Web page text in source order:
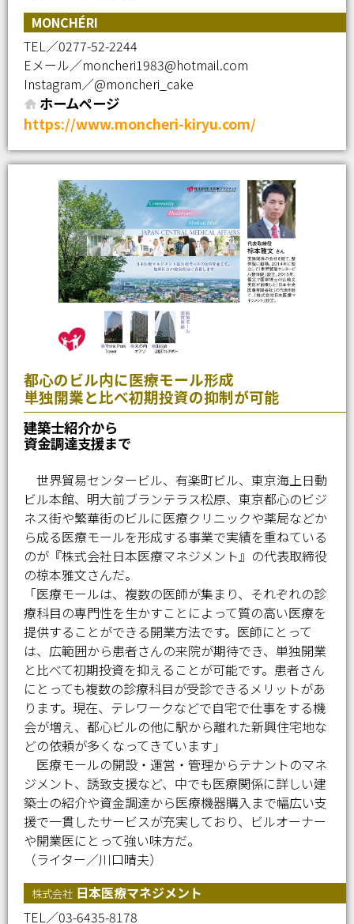
MONCHÉRI
TEL／0277-52-2244
Eメール／moncheri1983@hotmail.com
Instagram／@moncheri_cake
ホームページ
https://www.moncheri-kiryu.com/
都心のビル内に医療モール形成
単独開業と比べ初期投資の抑制が可能
建築士紹介から
資金調達支援まで
世界貿易センタービル、有楽町ビル、東京海上日動
ビル本館、明大前ブランテラス松原、東京都心のビジ
ネス街や繁華街のビルに医療クリニックや薬局などか
ら成る医療モールを形成する事業で実績を重ねている
のが『株式会社日本医療マネジメント』の代表取締役
の椋本雅文さんだ。
「医療モールは、複数の医師が集まり、それぞれの診
療科目の専門性を生かすことによって質の高い医療を
提供することができる開業方法です。医師にとって
は、広範囲から患者さんの来院が期待でき、単独開業
と比べて初期投資を抑えることが可能です。患者さん
にとっても複数の診療科目が受診できるメリットがあ
ります。現在、テレワークなどで自宅で仕事をする機
会が増え、都心ビルの他に駅から離れた新興住宅地な
どの依頼が多くなってきています」
医療モールの開設・運営・管理からテナントのマネ
ジメント、誘致支援など、中でも医療関係に詳しい建
築士の紹介や資金調達から医療機器購入まで幅広い支
援で一貫したサービスが充実しており、ビルオーナー
や開業医にとって強い味方だ。
（ライター／川口晴夫）
株式会社 日本医療マネジメント
TEL／03-6435-8178